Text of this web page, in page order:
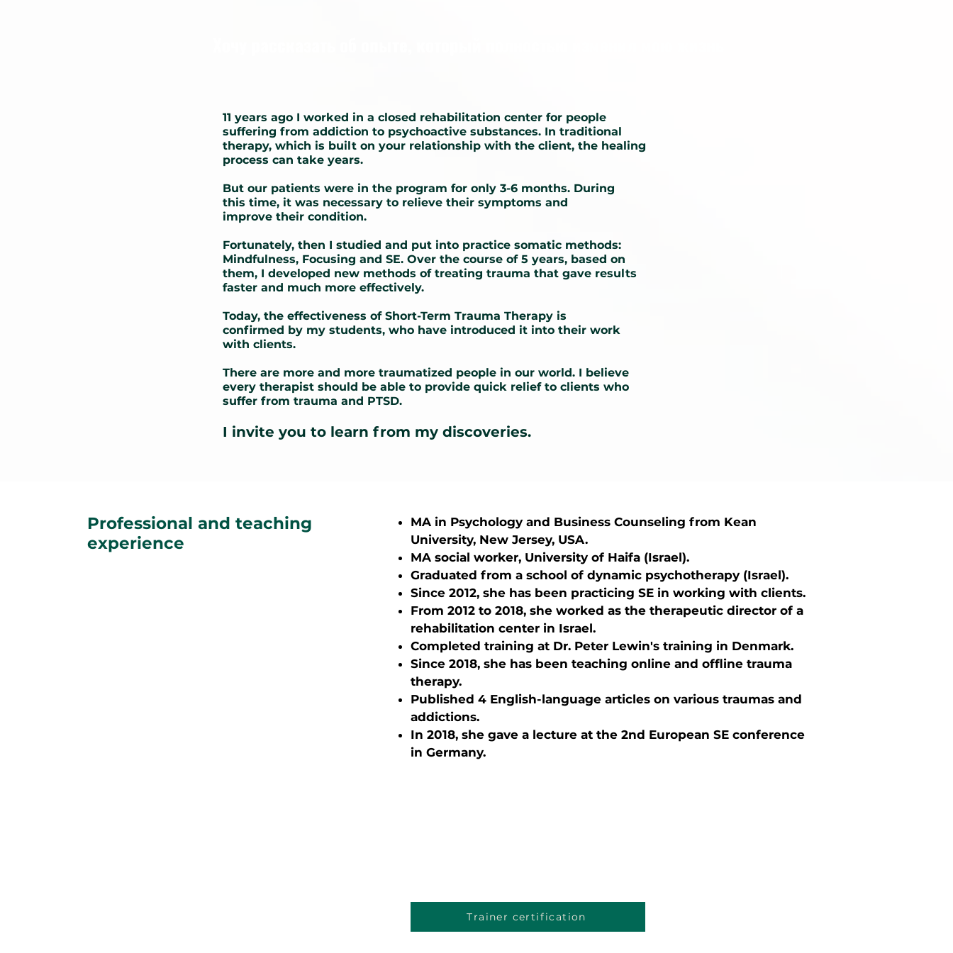
11 years ago I worked in a closed rehabilitation center for people
suffering from addiction to psychoactive substances. In traditional
therapy, which is built on your relationship with the client, the healing
process can take years.
But our patients were in the program for only 3-6 months. During
this time, it was necessary to relieve their symptoms and
improve their condition.
Fortunately, then I studied and put into practice somatic methods:
Mindfulness, Focusing and SE. Over the course of 5 years, based on
them, I developed new methods of treating trauma that gave results
faster and much more effectively.
Today, the effectiveness of Short-Term Trauma Therapy is
confirmed by my students, who have introduced it into their work
with clients.
There are more and more traumatized people in our world. I believe
every therapist should be able to provide quick relief to clients who
suffer from trauma and PTSD.
I invite you to learn from my discoveries.
Professional and teaching
experience
MA in Psychology and Business Counseling from Kean
University, New Jersey, USA.
MA social worker, University of Haifa (Israel).
Graduated from a school of dynamic psychotherapy (Israel).
Since 2012, she has been practicing SE in working with clients.
From 2012 to 2018, she worked as the therapeutic director of a
rehabilitation center in Israel.
Completed training at Dr. Peter Lewin's training in Denmark.
Since 2018, she has been teaching online and offline trauma
therapy.
Published 4 English-language articles on various traumas and
addictions.
In 2018, she gave a lecture at the 2nd European SE conference
in Germany.
Trainer certification